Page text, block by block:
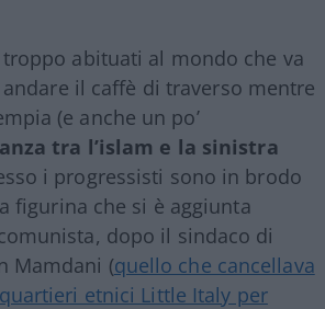
abituati al mondo che va
il caffè di traverso mentre
(e anche un po’
tra l’islam e la sinistra
i progressisti sono in brodo
figurina che si è aggiunta
dopo il sindaco di
Mamdani (quello che cancellava
etnici Little Italy per